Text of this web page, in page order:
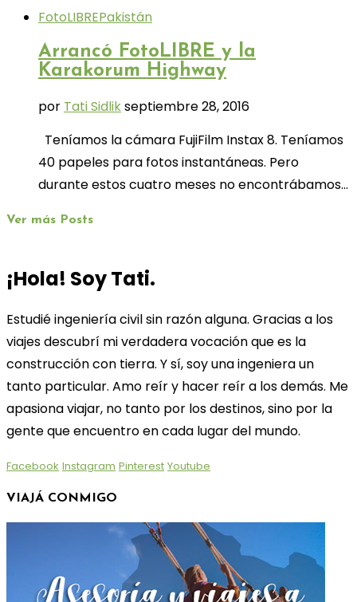
FotoLIBREPakistán
Arrancó FotoLIBRE y la
Karakorum Highway
por Tati Sidlikseptiembre 28, 2016
Teníamos la cámara FujiFilm Instax 8. Teníamos
40 papeles para fotos instantáneas. Pero
durante estos cuatro meses no encontrábamos…
Ver más Posts
¡Hola! Soy Tati.
Estudié ingeniería civil sin razón alguna. Gracias a los
viajes descubrí mi verdadera vocación que es la
construcción con tierra. Y sí, soy una ingeniera un
tanto particular. Amo reír y hacer reír a los demás. Me
apasiona viajar, no tanto por los destinos, sino por la
gente que encuentro en cada lugar del mundo.
Facebook Instagram Pinterest Youtube
VIAJÁ CONMIGO